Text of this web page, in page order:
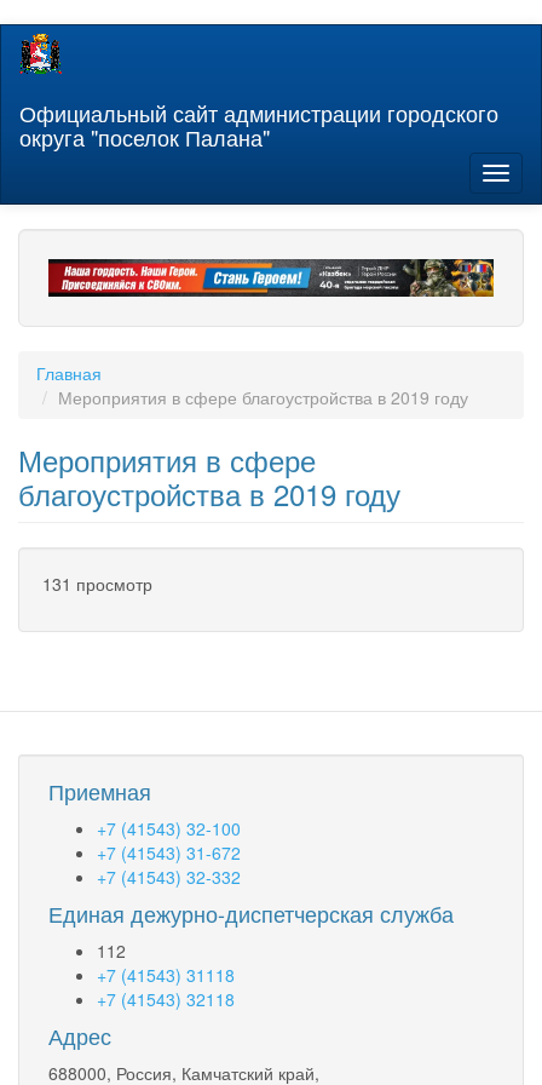
Перейти
содержанию
Официальный сайт администрации городского
округа "поселок Палана"
Главная
Мероприятия в сфере благоустройства в 2019 году
Мероприятия в сфере
благоустройства в 2019 году
131 просмотр
Приемная
+7 (41543) 32-100
+7 (41543) 31-672
+7 (41543) 32-332
Единая дежурно-диспетчерская служба
112
+7 (41543) 31118
+7 (41543) 32118
Адрес
688000, Россия, Камчатский край,